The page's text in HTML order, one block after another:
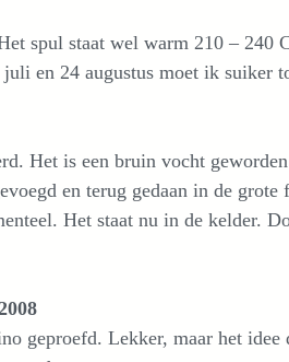
spul staat wel warm 210 –
en 24 augustus moet ik suiker
Het is een bruin vocht
en terug gedaan in de
Het staat nu in de kelder.
geproefd. Lekker, maar het